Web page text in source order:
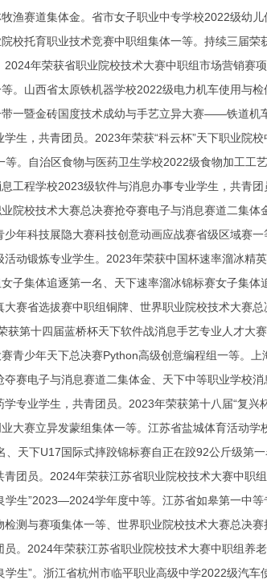
渔赛道集体金。省市女子职业中专学校2022级幼
校托育职业技术竞赛中职组集体一等。持续三届
年荣获省职业院校技术大赛中职组市场营销赛
。山西省太原铁机器学校2022级电力机车使用与
一暨金砖国度技术成幼与手艺立异大赛——铁道机
生，共青团员。2023年荣获“科云杯”天下职业院
。自治区食物与医药卫生学校2022级食物加工工
工程学校2023级软件与消息办事专业学生，共青
院校技术大赛总决赛抢夺赛电子与消息赛道二集
年科技展隐大赛科技创意动画应战赛省级区域赛
动锻炼专业学生。2023年荣获中国杯速率溜冰精
子集体追逐第一名、天下速率溜冰锦标赛女子集
赛省选拔赛中职组铜牌、世界职业院校技术大赛
第十四届蓝桥杯天下软件战消息手艺专业人才大
青少年天下总决赛Python高级创意编程组一等。
赛电子与消息赛道二集体金、天下中等职业学校
专业学生，共青团员。2023年荣获第十八届“复兴
大赛立异发蒙组集体一等。江苏省盐城体育活动
天下U17国际式摔跤锦标赛自正在跤92公斤级第
团员。2024年荣获江苏省职业院校技术大赛中职
生”2023—2024学年度中等。江苏省如皋第一中
测与赛项集体一等、世界职业院校技术大赛总决
。2024年荣获江苏省职业院校技术大赛中职组养
生”。浙江省杭州市临平职业高级中学2022级汽